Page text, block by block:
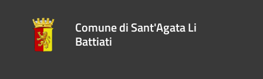
Comune di Sant'Agata Li
Battiati